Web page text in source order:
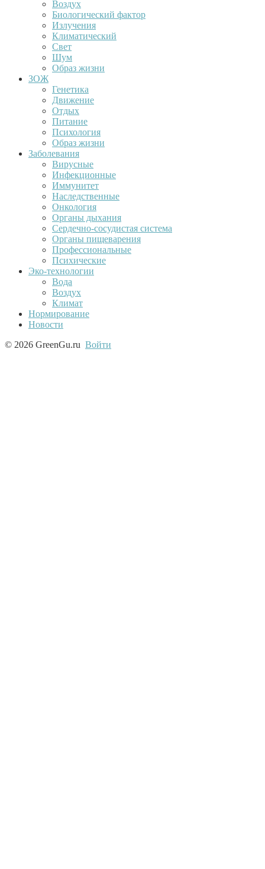
Воздух
Биологический фактор
Излучения
Климатический
Свет
Шум
Образ жизни
ЗОЖ
Генетика
Движение
Отдых
Питание
Психология
Образ жизни
Заболевания
Вирусные
Инфекционные
Иммунитет
Наследственные
Онкология
Органы дыхания
Сердечно-сосудистая система
Органы пищеварения
Профессиональные
Психические
Эко-технологии
Вода
Воздух
Климат
Нормирование
Новости
© 2026 GreenGu.ru Войти